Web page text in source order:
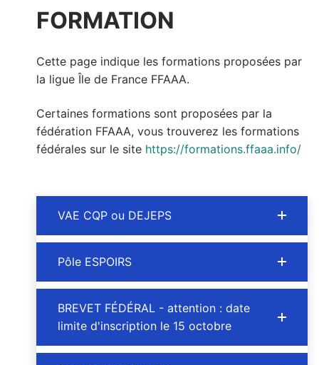
FORMATION
Cette page indique les formations proposées par
la ligue Île de France FFAAA.
Certaines formations sont proposées par la
fédération FFAAA, vous trouverez les formations
fédérales sur le site https://formations.ffaaa.info/
VAE CQP ou DEJEPS
Pôle ESPOIRS
BREVET FÉDÉRAL - attention : date
limite d'inscription le 15 octobre